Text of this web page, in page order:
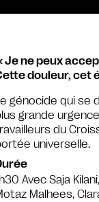
Je ne peux
douleur, cet
génocide qui se
grande
du
universelle.
Avec Saja Kilani,
Malhees,